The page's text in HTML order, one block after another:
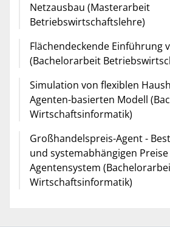
Netzausbau (Masterarbeit
Betriebswirtschaftslehre)
Flächendeckende Einführung
(Bachelorarbeit
Simulation von flexiblen
Agenten-basierten Modell
Wirtschaftsinformatik)
Großhandelspreis-Agent -
und systemabhängigen
Agentensystem
Wirtschaftsinformatik)